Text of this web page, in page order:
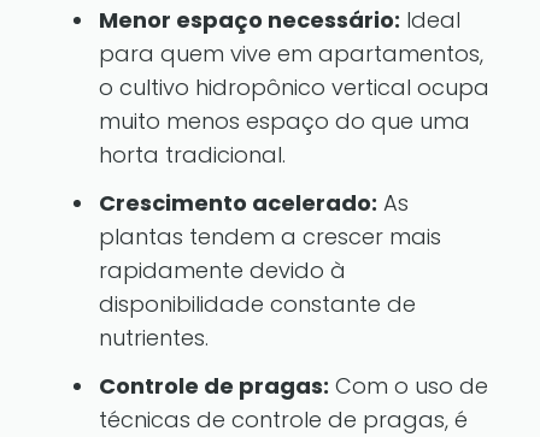
Menor espaço necessário: Ideal
para quem vive em apartamentos,
o cultivo hidropônico vertical ocupa
muito menos espaço do que uma
horta tradicional.
Crescimento acelerado: As
plantas tendem a crescer mais
rapidamente devido à
disponibilidade constante de
nutrientes.
Controle de pragas: Com o uso de
técnicas de controle de pragas, é